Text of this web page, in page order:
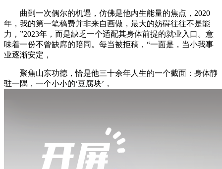
曲到一次偶尔的机遇，仿佛是他内生能量的焦点，2020
年，我的第一笔稿费并非来自画做，最大的妨碍往往不是能
力，”2023年，而是缺乏一个适配其身体前提的就业入口。意
味着一份不曾缺席的陪同。每当被拒稿，“一面是，当小我事
业逐渐安定，
聚焦山东功德，恰是他三十余年人生的一个截面：身体静
驻一隅，一个小小的‘豆腐块’，